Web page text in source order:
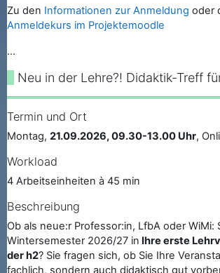
Zu den Informationen zur Anmeldung oder
Anmeldekurs im Projektemoodle
...
Neu in der Lehre?! Didaktik-Treff
Termin und Ort
Montag, 21.09.2026, 09.30-13.00 Uhr,
Workload
4 Arbeitseinheiten à 45 min
Beschreibung
Ob als neue:r Professor:in, LfbA oder WiMi:
Wintersemester 2026/27 in Ihre erste
der h2? Sie fragen sich, ob Sie Ihre
fachlich, sondern auch didaktisch gut